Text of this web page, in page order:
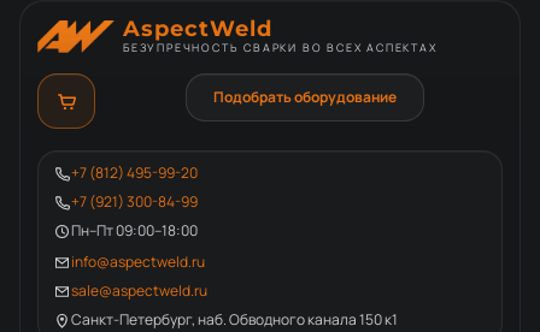
AspectWeld
БЕЗУПРЕЧНОСТЬ СВАРКИ ВО ВСЕХ АСПЕКТАХ
+7 (812) 495-99-20
+7 (921) 300-84-99
Пн–Пт 09:00–18:00
info@aspectweld.ru
sale@aspectweld.ru
Санкт-Петербург, наб. Обводного канала 150 к1
Подобрать оборудование